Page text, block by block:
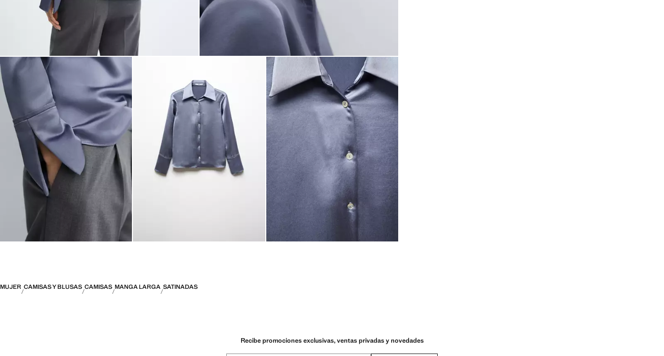
MUJER CAMISAS Y BLUSAS CAMISAS MANGA LARGA SATINADAS
Recibe promociones exclusivas, ventas privadas y novedades